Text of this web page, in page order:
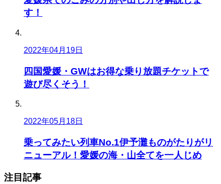
す！
2022年04月19日
四国愛媛・GWはお得な乗り放題チケットで
遊び尽くそう！
2022年05月18日
乗ってみたい列車No.1伊予灘ものがたりがリ
ニューアル！愛媛の海・山全てを一人じめ
注目記事